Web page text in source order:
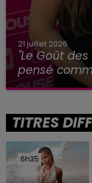
21 juillet 2026
"Le Goût
pensé
TITRES
6h35
6h35